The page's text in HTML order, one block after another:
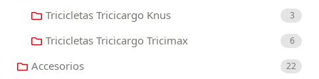
Tricicletas Tricicargo Knus 3
Tricicletas Tricicargo Tricimax 6
Accesorios 22